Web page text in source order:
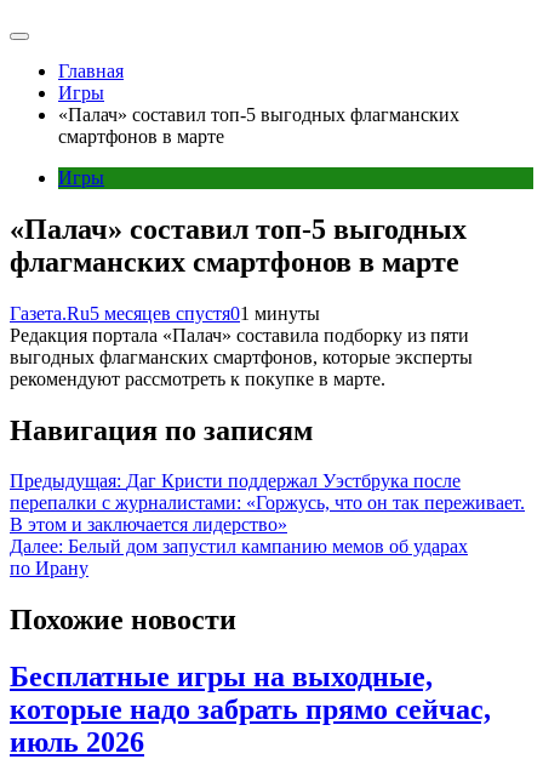
Главная
Игры
«Палач» составил топ-5 выгодных флагманских
смартфонов в марте
Игры
«Палач» составил топ-5 выгодных
флагманских смартфонов в марте
Газета.Ru5 месяцев спустя01 минуты
Редакция портала «Палач» составила подборку из пяти
выгодных флагманских смартфонов, которые эксперты
рекомендуют рассмотреть к покупке в марте.
Навигация по записям
Предыдущая: Даг Кристи поддержал Уэстбрука после
перепалки с журналистами: «Горжусь, что он так переживает.
В этом и заключается лидерство»
Далее: Белый дом запустил кампанию мемов об ударах
по Ирану
Похожие новости
Бесплатные игры на выходные,
которые надо забрать прямо сейчас,
июль 2026